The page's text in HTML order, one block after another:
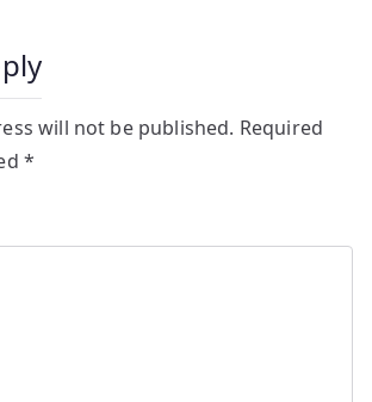
will not be published. Required
*